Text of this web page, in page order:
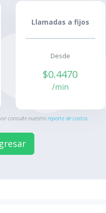
Llamadas a fijos
Desde
$0.4470
/min
consulte nuestroreporte de costos